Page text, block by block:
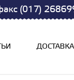
(017)